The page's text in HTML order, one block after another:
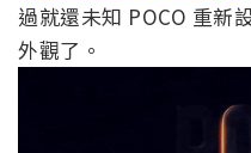
過就還未知 POCO 重新
外觀了。